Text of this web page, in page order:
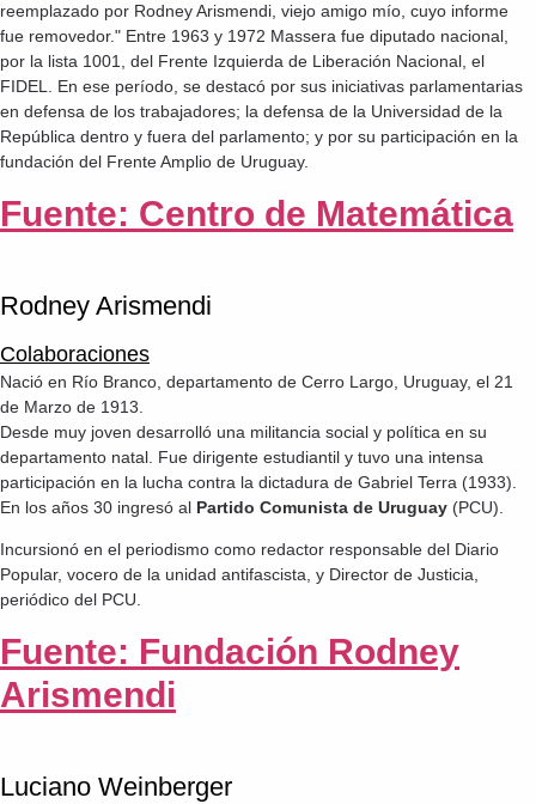
reemplazado por Rodney Arismendi, viejo amigo mío, cuyo informe
fue removedor." Entre 1963 y 1972 Massera fue diputado nacional,
por la lista 1001, del Frente Izquierda de Liberación Nacional, el
FIDEL. En ese período, se destacó por sus iniciativas parlamentarias
en defensa de los trabajadores; la defensa de la Universidad de la
República dentro y fuera del parlamento; y por su participación en la
fundación del Frente Amplio de Uruguay.
Fuente: Centro de Matemática
Rodney Arismendi
Colaboraciones
Nació en Río Branco, departamento de Cerro Largo, Uruguay, el 21
de Marzo de 1913.
Desde muy joven desarrolló una militancia social y política en su
departamento natal. Fue dirigente estudiantil y tuvo una intensa
participación en la lucha contra la dictadura de Gabriel Terra (1933).
En los años 30 ingresó al Partido Comunista de Uruguay (PCU).
Incursionó en el periodismo como redactor responsable del Diario
Popular, vocero de la unidad antifascista, y Director de Justicia,
periódico del PCU.
Fuente: Fundación Rodney
Arismendi
Luciano Weinberger